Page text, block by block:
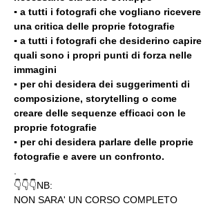
▪️ a tutti i fotografi che vogliano ricevere
una critica delle proprie fotografie
▪️ a tutti i fotografi che desiderino capire
quali sono i propri punti di forza nelle
immagini
▪️ per chi desidera dei suggerimenti di
composizione, storytelling o come
creare delle sequenze efficaci con le
proprie fotografie
▪️ per chi desidera parlare delle proprie
fotografie e avere un confronto.
👇👇👇NB:
NON SARA' UN CORSO COMPLETO